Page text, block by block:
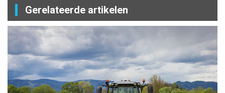
Gerelateerde artikelen